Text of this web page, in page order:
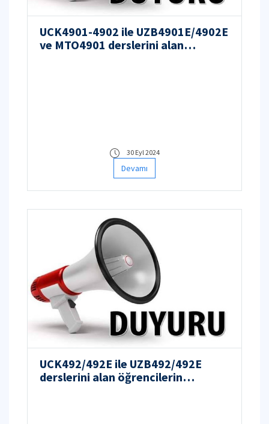
UCK4901-4902 ile UZB4901E/4902E
ve MTO4901 derslerini alan
30 Eyl 2024
Devamı
UCK492/492E ile UZB492/492E
derslerini alan öğrencilerin